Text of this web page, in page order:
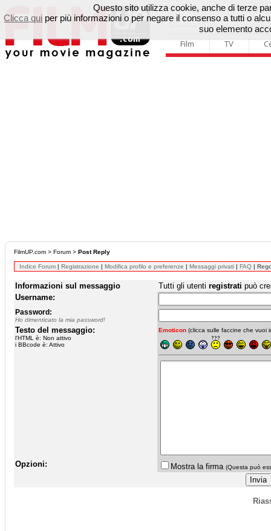
Film TV
FilmUP.com > Forum > Post Reply
Indice Forum | Registrazione | Modifica profilo e preferenze | Messaggi privati | FAQ |
Informazioni sul messaggio Tutti gli utenti registrati può
Username:
Password:
Ho dimenticato la mia password!
Testo del messaggio:
l'HTML è: Non attivo
i BBcode è: Attivo
Emoticon (clicca sulle faccine che vuoi
Opzioni: Mostra la firma (Questa può
Questo sito utilizza cookie, anche di terze
Clicca qui per più informazioni o per negare il consenso a tutti o
suo elemento